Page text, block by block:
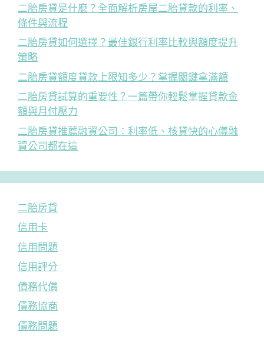
二胎房貸是什麼？全面解析房屋二胎貸款的利率、
條件與流程
二胎房貸如何選擇？最佳銀行利率比較與額度提升
策略
二胎房貸額度貸款上限知多少？掌握關鍵拿滿額
二胎房貸試算的重要性？一篇帶你輕鬆掌握貸款金
額與月付壓力
二胎房貸推薦融資公司：利率低、核貸快的心儀融
資公司都在這
二胎房貸
信用卡
信用問題
信用評分
債務代償
債務協商
債務問題